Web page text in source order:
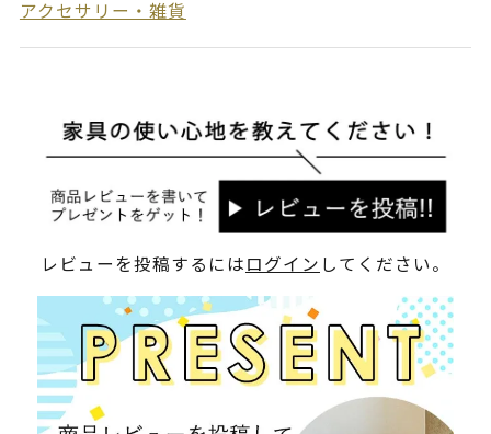
アクセサリー・雑貨
レビューを投稿するにはログイン してください。